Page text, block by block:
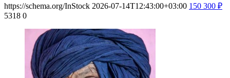
https://schema.org/InStock 2026-07-14T12:43:00+03:00 150 300 ₽
5318 0